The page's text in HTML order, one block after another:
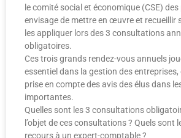
le comité social et économique (CSE) des
envisage de mettre en œuvre et recueillir
les appliquer lors des 3 consultations
obligatoires.
Ces trois grands rendez-vous annuels
essentiel dans la gestion des
prise en compte des avis des élus dans
importantes.
Quelles sont les 3 consultations
l’objet de ces consultations ? Quels sont
recours à un expert-comptable ?